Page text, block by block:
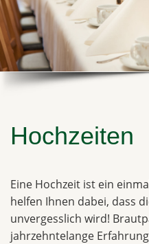
Hochzeiten
Eine Hochzeit ist ein
helfen Ihnen dabei, dass
unvergesslich wird!
jahrzehntelange